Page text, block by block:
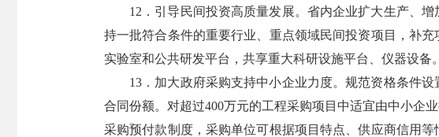
12．引导民间投资高质量发展。省内企业扩大生产、
持一批符合条件的重要行业、重点领域民间投资项目，补
实验室和公共研发平台，共享重大科研设施平台、仪器设备
13．加大政府采购支持中小企业力度。规范资格条件
合同份额。对超过400万元的工程采购项目中适宜由中小企
采购预付款制度，采购单位可根据项目特点、供应商信用